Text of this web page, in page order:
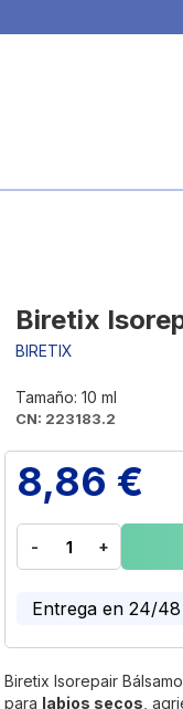
Biretix
BIRETIX
Tamaño: 10 ml
CN: 223183.2
8,86 €
- +
Entrega en 24/
Biretix Isorepair
para labios secos ,